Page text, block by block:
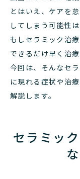
とはいえ、ケアを
してしまう可能性
もしセラミック治
できるだけ早く治
今回は、そんなセ
に現れる症状や治
解説します。
セラミッ